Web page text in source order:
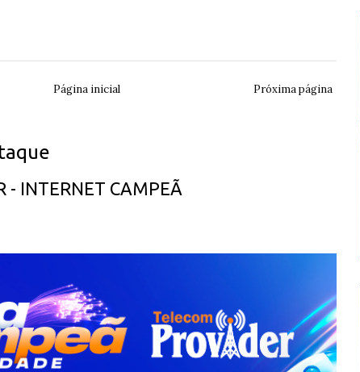
Próxima página
Página inicial
- INTERNET CAMPEÃ